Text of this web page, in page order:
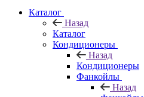
Каталог
Назад
Каталог
Кондиционеры
Назад
Кондиционеры
Фанкойлы
Назад